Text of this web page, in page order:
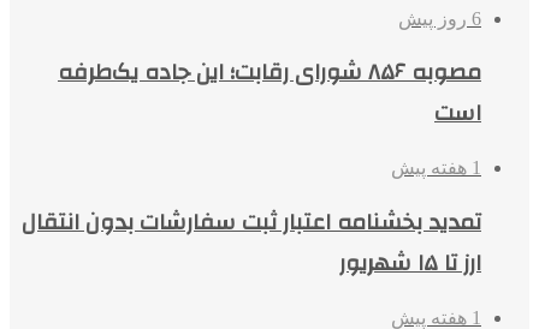
6 روز پیش
مصوبه ۸۵۶ شورای رقابت؛ این جاده یک‌طرفه
است
1 هفته پیش
تمدید بخشنامه اعتبار ثبت سفارشات بدون انتقال
ارز تا ۱۵ شهریور
1 هفته پیش